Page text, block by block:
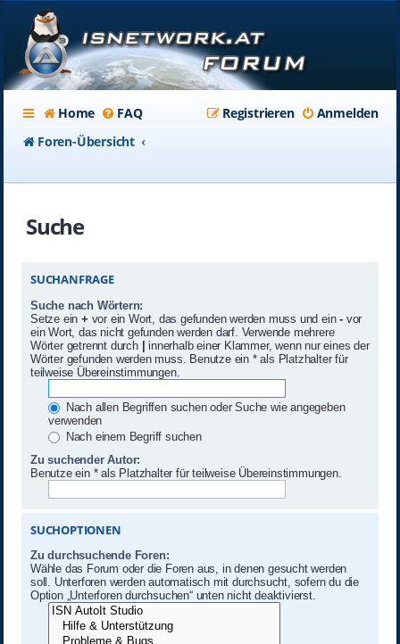
Home FAQ Anmelden
Registrieren
Foren-Übersicht
Suche
SUCHANFRAGE
Suche nach Wörtern:
Setze ein + vor ein Wort, das gefunden werden muss und ein-vor
ein Wort, das nicht gefunden werden darf. Verwende mehrere
Wörter getrennt durch | innerhalb einer Klammer, wenn nur eines der
Wörter gefunden werden muss. Benutze ein * als Platzhalter für
teilweise Übereinstimmungen.
Nach allen Begriffen suchen oder Suche wie angegeben
verwenden
Nach einem Begriff suchen
Zu suchender Autor:
Benutze ein * als Platzhalter für teilweise Übereinstimmungen.
SUCHOPTIONEN
Zu durchsuchende Foren:
Wähle das Forum oder die Foren aus, in denen gesucht werden
soll. Unterforen werden automatisch mit durchsucht, sofern du die
Option „Unterforen durchsuchen“ unten nicht deaktivierst.